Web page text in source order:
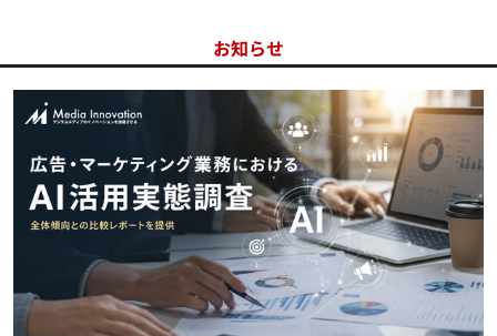
お知らせ